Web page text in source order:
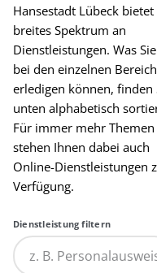
Hansestadt Lübeck bietet
breites Spektrum an
Dienstleistungen. Was Sie
bei den einzelnen
erledigen können, finden
unten alphabetisch
Für immer mehr Themen
stehen Ihnen dabei auch
Online-Dienstleistungen
Verfügung.
Dienstleistung filtern